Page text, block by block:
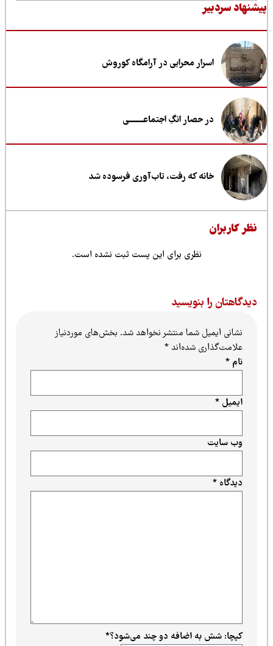
سردبیر
اسرار محرابی در آرامگاه کوروش
در حصار انگِ اجتماعــــــــی
خانه که رفت، تاب‌آوری فرسوده شد
کاربران
نظری برای این پست ثبت نشده است.
را بنویسید
نشانی ایمیل شما منتشر نخواهد شد.بخش‌های موردنیاز
علامت‌گذاری شده‌اند*
دیدگاه*
ایمیل*
وب‌ سایت
کپچا: شش به اضافه دو چند می‌شود؟*